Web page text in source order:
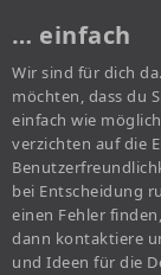
… einfach
Wir sind für dich
möchten, dass du
einfach wie
verzichten auf die
bei Entscheidung
einen Fehler
dann kontaktiere
und Ideen für die